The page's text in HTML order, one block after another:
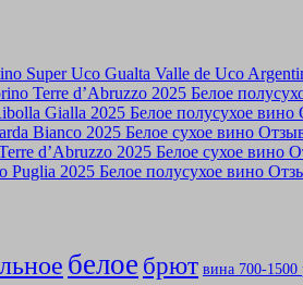
Super Uco Gualta Valle de Uco
Terre d’Abruzzo 2025 Белое
Gialla 2025 Белое полусухое вино
Bianco 2025 Белое сухое вино
d’Abruzzo 2025 Белое сухое вино
Puglia 2025 Белое полусухое вино
белое брют вина 700-1500